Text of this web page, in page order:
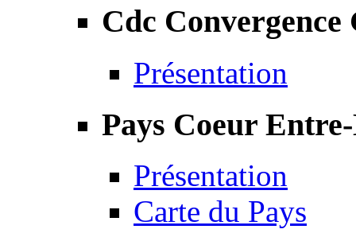
Cdc Convergence
Présentation
Pays Coeur
Présentation
Carte du Pays